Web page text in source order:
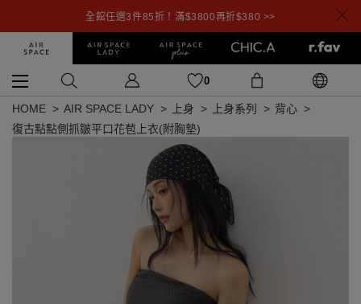
全館任選3件85折！滿$3800再折$380 >>
0
HOME AIR SPACE LADY 上身 上身系列
背心
復古點點側抓皺平口花苞上衣(附胸墊)